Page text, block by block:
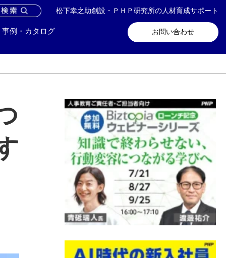
松下幸之助創設・ＰＨＰ研究所の人材育成サポート
お問い合わせ
事例・カタログ
い合わせ メールマガジン登録